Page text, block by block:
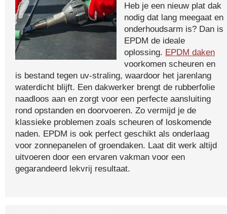
Heb je een nieuw plat dak
nodig dat lang meegaat en
onderhoudsarm is? Dan is
EPDM de ideale
oplossing. EPDM daken
voorkomen scheuren en
is bestand tegen uv-straling, waardoor het jarenlang
waterdicht blijft. Een dakwerker brengt de rubberfolie
naadloos aan en zorgt voor een perfecte aansluiting
rond opstanden en doorvoeren. Zo vermijd je de
klassieke problemen zoals scheuren of loskomende
naden. EPDM is ook perfect geschikt als onderlaag
voor zonnepanelen of groendaken. Laat dit werk altijd
uitvoeren door een ervaren vakman voor een
gegarandeerd lekvrij resultaat.